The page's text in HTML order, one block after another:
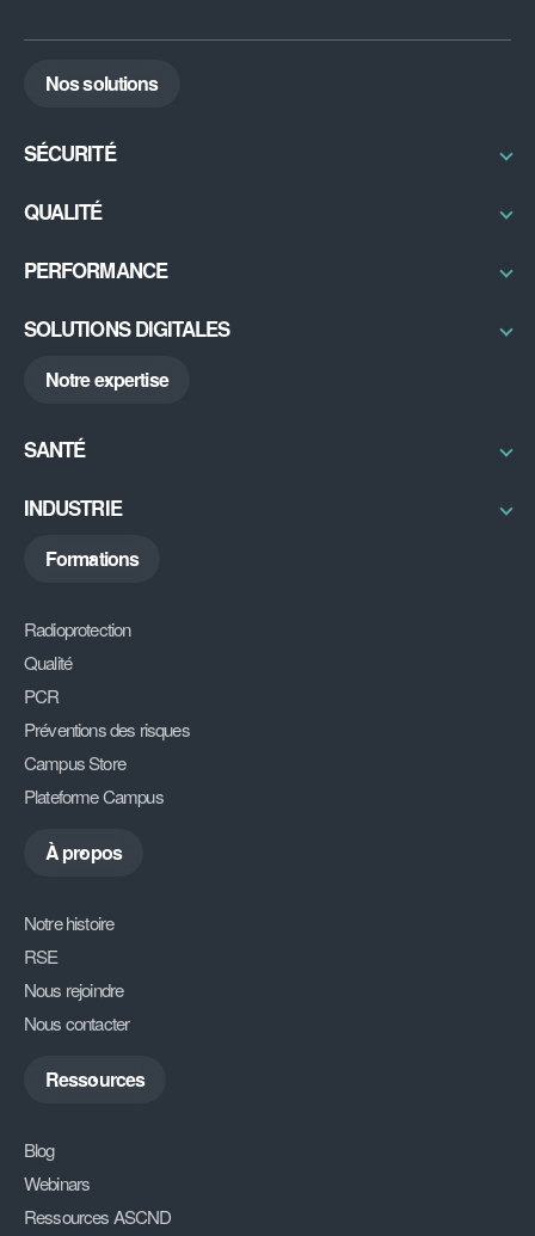
Nos solutions
SÉCURITÉ
Radioprotection & Contrôles
Sécurité IRM
Radon
QUALITÉ
Certifications / Labellisation
PERFORMANCE
Excellence Opérationnelle
SOLUTIONS DIGITALES
ABGX
DiAG
Notre expertise
SANTÉ
Découvrir
INDUSTRIE
Découvrir
Formations
Radioprotection
Qualité
PCR
Préventions des risques
Campus Store
Plateforme Campus
À propos
Notre histoire
RSE
Nous rejoindre
Nous contacter
Ressources
Blog
Webinars
Ressources ASCND